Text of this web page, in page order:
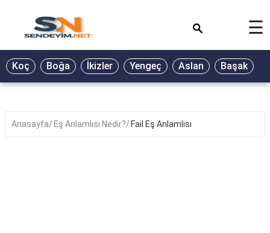
BİYOGRAFİ
GALERİ
☰
Koç Boğa İkizler Yengeç Aslan Başak
Anasayfa Eş Anlamlısı Nedir? Fail Eş Anlamlısı